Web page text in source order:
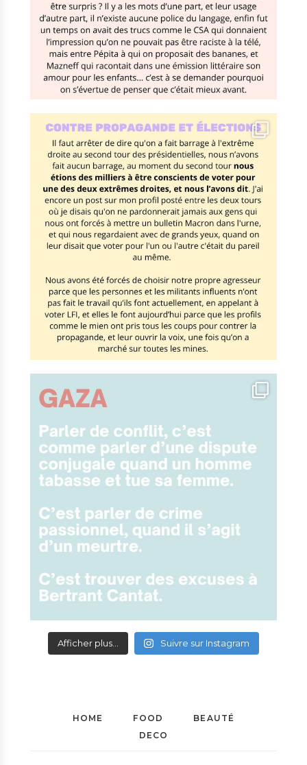
Afficher plus... Suivre sur Instagram
HOME FOOD
BEAUTÉ
DECO